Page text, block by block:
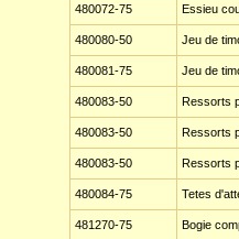
480072-75 Essieu
480080-50 Jeu de
480081-75 Jeu de
480083-50 Ressorts
480083-50 Ressorts
480083-50 Ressorts
480084-75 Tetes
481270-75 Bogie